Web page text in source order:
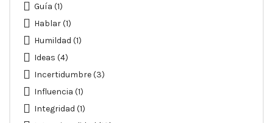
Guía (1)
Hablar(1)
Humildad (1)
Ideas (4)
Incertidumbre(3)
Influencia (1)
Integridad (1)